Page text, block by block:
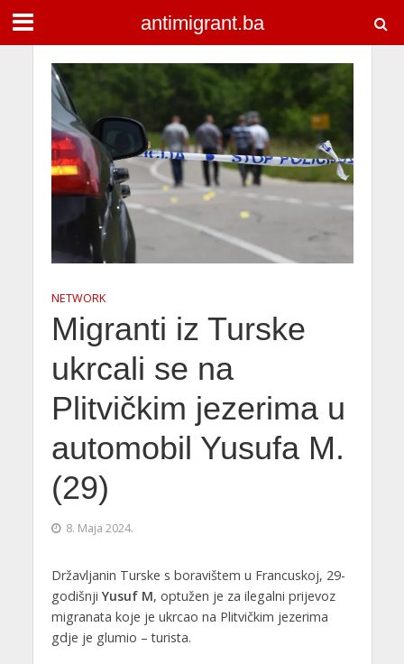
antimigrant.ba
NETWORK
Migranti iz Turske
ukrcali se na
Plitvičkim jezerima u
automobil Yusufa M.
(29)
8. Maja 2024.
Državljanin Turske s boravištem u Francuskoj, 29-
godišnjiYusuf M, optužen je za ilegalni prijevoz
migranata koje je ukrcao na Plitvičkim jezerima
gdje je glumio – turista.